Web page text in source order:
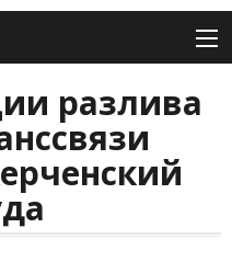
разлива